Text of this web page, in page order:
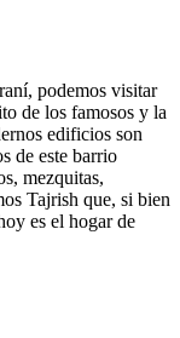
podemos visitar
de los famosos y la
edificios son
de este barrio
mezquitas,
Tajrish que, si bien
es el hogar de